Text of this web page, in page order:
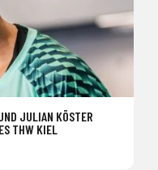
JULIAN KÖSTER
THW KIEL